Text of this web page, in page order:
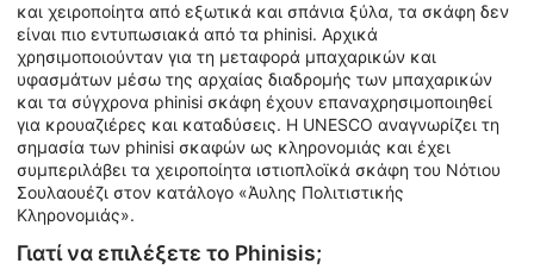
και χειροποίητα από εξωτικά και σπάνια ξύλα, τα σκάφη δεν
είναι πιο εντυπωσιακά από τα phinisi. Αρχικά
χρησιμοποιούνταν για τη μεταφορά μπαχαρικών και
υφασμάτων μέσω της αρχαίας διαδρομής των μπαχαρικών
και τα σύγχρονα phinisi σκάφη έχουν επαναχρησιμοποιηθεί
για κρουαζιέρες και καταδύσεις. Η UNESCO αναγνωρίζει τη
σημασία των phinisi σκαφών ως κληρονομιάς και έχει
συμπεριλάβει τα χειροποίητα ιστιοπλοϊκά σκάφη του Νότιου
Σουλαουέζι στον κατάλογο «Άυλης Πολιτιστικής
Κληρονομιάς».
Γιατί να επιλέξετε το Phinisis;